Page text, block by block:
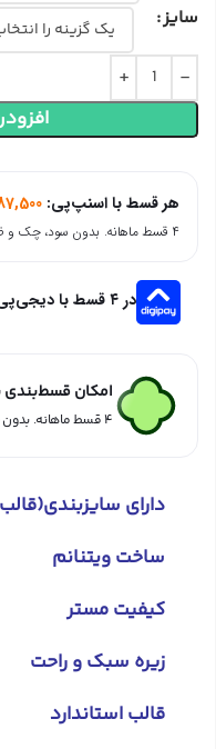
سایز
هر قسط با اسنپ‌پی:
۴ قسط ماهانه. بدون سود، چک و ضامن.
در ۴ قسط با دیجی‌پی
امکان قسط‌بندی
۴ قسط ماهانه. بدون سود، چک و ضامن.
دارای
ساخت ویتنانم
کیفیت مستر
زیره سبک و راحت
قالب استاندارد